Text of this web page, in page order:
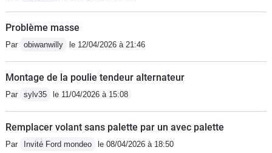
Problème masse
Par obiwanwilly le 12/04/2026 à 21:46
Montage de la poulie tendeur alternateur
Par sylv35 le 11/04/2026 à 15:08
Remplacer volant sans palette par un avec palette
Par Invité Ford mondeo le 08/04/2026 à 18:50